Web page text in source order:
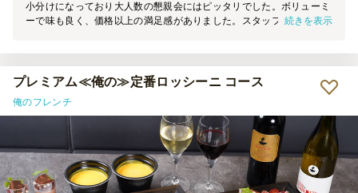
小分けになっており大人数の懇親会にはピッタリでした。ボリューミ
ーで味も良く、価格以上の満足感がありました。スタッフの方の対応
続きを表示
プレミアム≪俺の≫定番ロッシーニ コース
俺のフレンチ